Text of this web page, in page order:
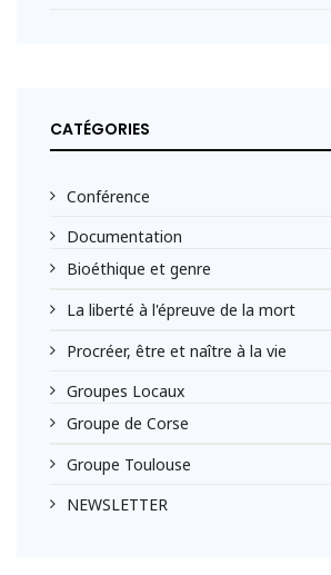
CATÉGORIES
Conférence
Documentation
Bioéthique et genre
La liberté à l'épreuve de la mort
Procréer, être et naître à la vie
Groupes Locaux
Groupe de Corse
Groupe Toulouse
NEWSLETTER